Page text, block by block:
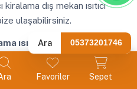
Favoriler Sepet
kiralama dış mekan ısıtıcı
ulaşabilirsiniz.
ısıtmakayseri ısıtıcı
trifaze elektrikli ısıtıcı
ısıtıcı kiralama tasarruflu
Ara 05373201746